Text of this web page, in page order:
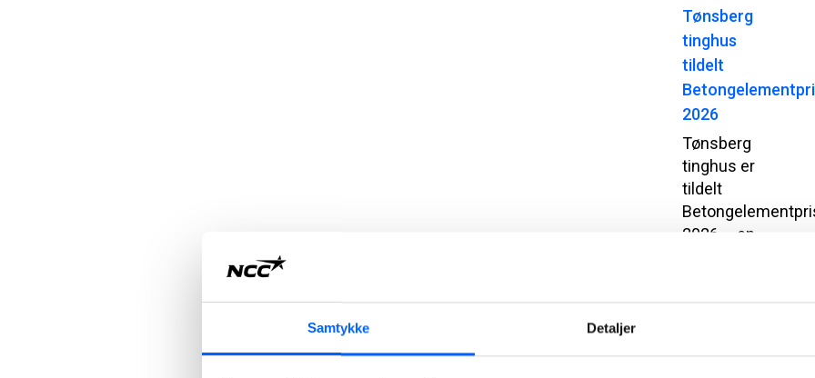
Samtykke Detaljer
Tønsberg
tinghus
tildelt
2026
Tønsberg
tinghus er
tildelt
2026 – en
byggverk